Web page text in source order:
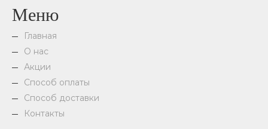
Меню
Главная
О нас
Акции
Способ оплаты
Способ доставки
Контакты